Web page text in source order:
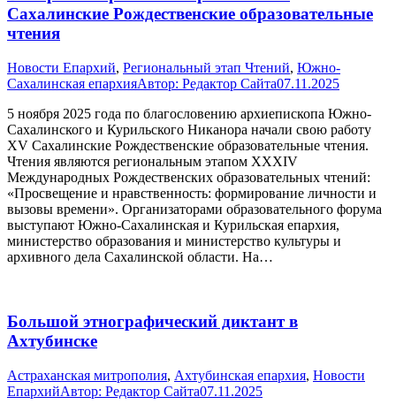
Сахалинские Рождественские образовательные
чтения
Новости Епархий, Региональный этап Чтений, Южно-
Сахалинская епархияАвтор: Редактор Сайта07.11.2025
5 ноября 2025 года по благословению архиепископа Южно-
Сахалинского и Курильского Никанора начали свою работу
XV Сахалинские Рождественские образовательные чтения.
Чтения являются региональным этапом XXXIV
Международных Рождественских образовательных чтений:
«Просвещение и нравственность: формирование личности и
вызовы времени». Организаторами образовательного форума
выступают Южно-Сахалинская и Курильская епархия,
министерство образования и министерство культуры и
архивного дела Сахалинской области. На…
Большой этнографический диктант в
Ахтубинске
Астраханская митрополия, Ахтубинская епархия, Новости
ЕпархийАвтор: Редактор Сайта07.11.2025